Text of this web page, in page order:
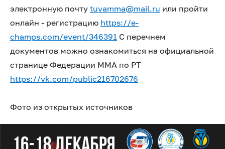
электронную почту tuvamma@mail.ru или пройти
онлайн - регистрацию https://e-
champs.com/event/346391 С перечнем
документов можно ознакомиться на официальной
странице Федерации ММА по РТ
https://vk.com/public216702676
Фото из открытых источников